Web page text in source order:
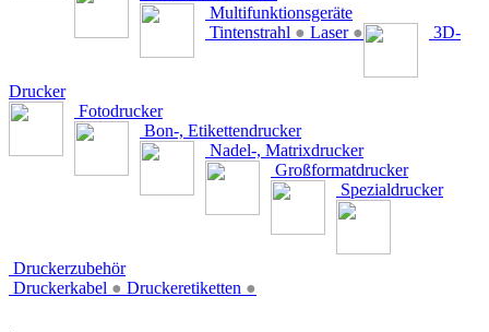
Multifunktionsgeräte
Tintenstrahl ● Laser ● 3D-
Drucker
Fotodrucker
Bon-, Etikettendrucker
Nadel-, Matrixdrucker
Großformatdrucker
Spezialdrucker
Druckerzubehör
Druckerkabel ● Druckeretiketten ●